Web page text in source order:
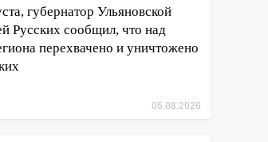
губернатор Ульяновской
Русских сообщил, что над
перехвачено и уничтожено
05.08.2026